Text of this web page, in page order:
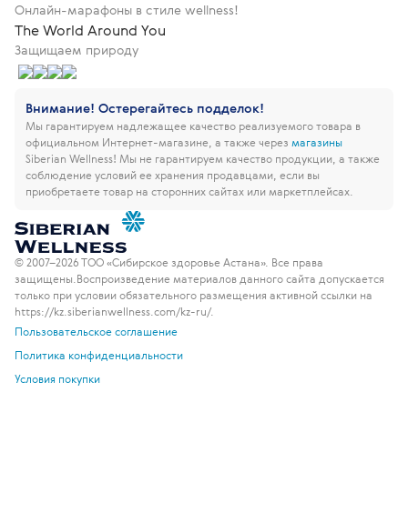
Онлайн-марафоны в стиле wellness!
The World Around You
Защищаем природу
Внимание! Остерегайтесь подделок!
Мы гарантируем надлежащее качество реализуемого товара в
официальном Интернет-магазине, а также через магазины
Siberian Wellness! Мы не гарантируем качество продукции, а также
соблюдение условий ее хранения продавцами, если вы
приобретаете товар на сторонних сайтах или маркетплейсах.
© 2007–2026 ТОО «Сибирское здоровье Астана». Все права
защищены. Воспроизведение материалов данного сайта допускается
только при условии обязательного размещения активной ссылки на
https://kz.siberianwellness.com/kz-ru/.
Пользовательское соглашение
Политика конфиденциальности
Условия покупки